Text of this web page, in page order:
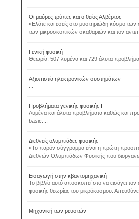
Οι μαύρες τρύπες και ο θείος Αλβέρτος
«Ελάτε και εσείς στο μυστηριώδη κόσμο
των μικροσκοπικών σκαθαριών και τον
Γενική φυσική
Θεωρία, 507 λυμένα και 729 άλυτα
Αξιοπιστία ηλεκτρονικών συστημάτων
Προβλήματα γενικής φυσικής Ι
Λυμένα και άλυτα προβλήματα καθώς και
basic....
Διεθνείς ολυμπιάδες φυσικής
«Το παρόν σύγγραμμα είναι η πρώτη
Διεθνών Ολυμπιάδων Φυσικής που
Εισαγωγή στην κβαντομηχανική
Το βιβλίο αυτό αποσκοπεί στο να εισάγει
φυσικής θεωρίας του μικρόκοσμου.
Μηχανική των ρευστών